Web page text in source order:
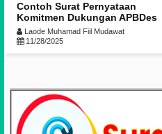
Contoh Surat Pernyataan
Komitmen Dukungan APBDes
untuk Pembentukan Koperasi
Desa Merah Putih
Laode Muhamad Fiil Mudawat
11/28/2025